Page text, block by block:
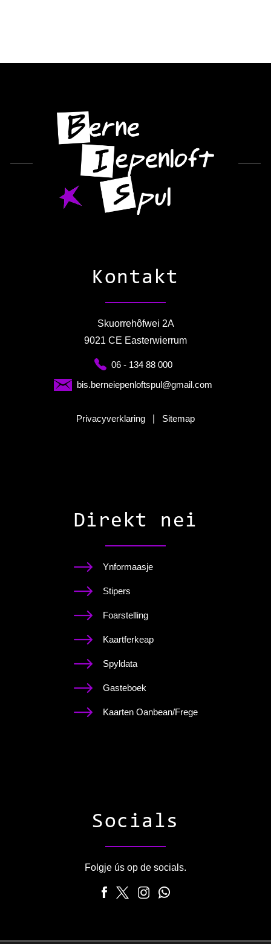
Kontakt
Skuorrehôfwei 2A
9021 CE Easterwierrum
06 - 134 88 000
bis.berneiepenloftspul@gmail.com
Privacyverklaring Sitemap
Direkt nei
Ynformaasje
Stipers
Foarstelling
Kaartferkeap
Spyldata
Gasteboek
Kaarten Oanbean/Frege
Socials
Folgje ús op de socials.